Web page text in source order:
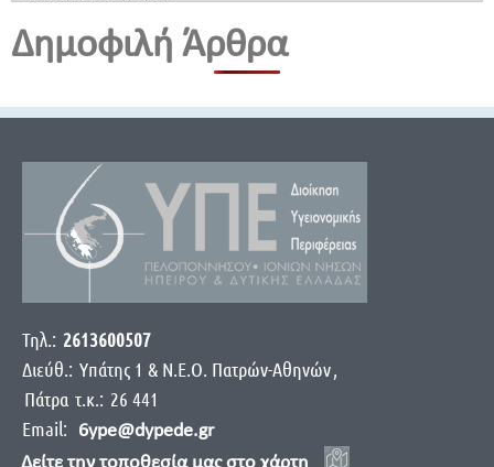
Δημοφιλή Άρθρα
Τηλ.: 2613600507
Διεύθ.: Yπάτης 1 & Ν.Ε.Ο. Πατρών-Αθηνών,
Πάτρα τ.κ.: 26 441
Email:
6ype@dypede.gr